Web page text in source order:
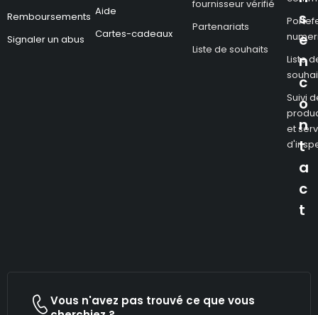
Remboursements
Signaler un abus
Aide
Cartes-cadeaux
fournisseur vérifié
Partenariats
Liste de souhaits
Liste
Suivi
et
s
e
n
c
o
n
t
a
c
t
Vous n'avez pas trouvé ce que vous